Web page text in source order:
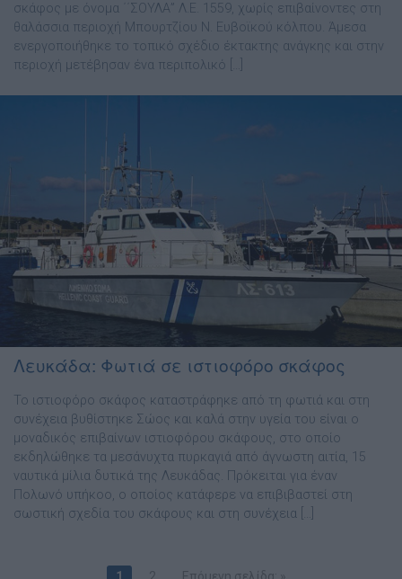
σκάφος με όνομα ΄΄ΣΟΥΛΑ” Λ.Ε. 1559, χωρίς επιβαίνοντες στη
θαλάσσια περιοχή Μπουρτζίου Ν. Ευβοϊκού κόλπου. Άμεσα
ενεργοποιήθηκε το τοπικό σχέδιο έκτακτης ανάγκης και στην
περιοχή μετέβησαν ένα περιπολικό […]
Λευκάδα: Φωτιά σε ιστιοφόρο σκάφος
Το ιστιοφόρο σκάφος καταστράφηκε από τη φωτιά και στη
συνέχεια βυθίστηκε Σώος και καλά στην υγεία του είναι ο
μοναδικός επιβαίνων ιστιοφόρου σκάφους, στο οποίο
εκδηλώθηκε τα μεσάνυχτα πυρκαγιά από άγνωστη αιτία, 15
ναυτικά μίλια δυτικά της Λευκάδας. Πρόκειται για έναν
Πολωνό υπήκοο, ο οποίος κατάφερε να επιβιβαστεί στη
σωστική σχεδία του σκάφους και στη συνέχεια […]